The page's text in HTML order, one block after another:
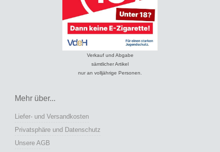
Verkauf und Abgabe
sämtlicher Artikel
nur an volljährige Personen.
Mehr über...
Liefer- und Versandkosten
Privatsphäre und Datenschutz
Unsere AGB